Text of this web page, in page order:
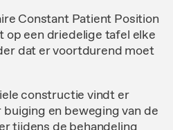
Constant Patient Position
op een driedelige tafel elke
dat er voortdurend moet
constructie vindt er
en beweging van de